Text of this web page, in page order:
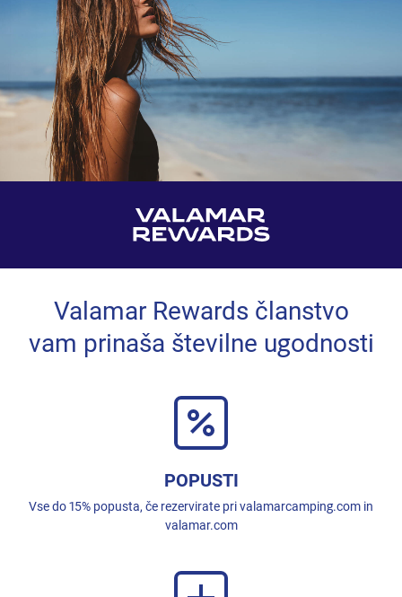
Valamar Rewards članstvo
vam prinaša številne ugodnosti
POPUSTI
Vse do 15% popusta, če rezervirate pri valamarcamping.com in
valamar.com